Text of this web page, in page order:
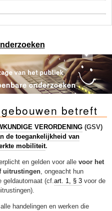
betreft
VERORDENING (GSV)
de toegankelijkheid van
mobiliteit.
en gelden voor alle voor het
uitrustingen, ongeacht hun
geldautomaat (cf.art. 1, § 3 voor de
handelingen en werken die